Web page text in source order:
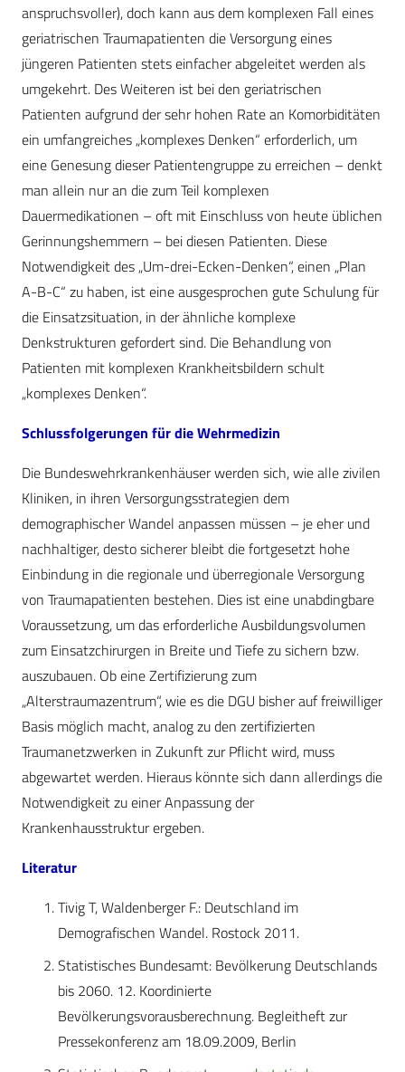
anspruchsvoller), doch kann aus dem komplexen Fall eines
geriatrischen Traumapatienten die Versorgung eines
jüngeren Patienten stets einfacher abgeleitet werden als
umgekehrt. Des Weiteren ist bei den geriatrischen
Patienten aufgrund der sehr hohen Rate an Komorbiditäten
ein umfangreiches „komplexes Denken“ erforderlich, um
eine Genesung dieser Patientengruppe zu erreichen – denkt
man allein nur an die zum Teil komplexen
Dauermedikationen – oft mit Einschluss von heute üblichen
Gerinnungshemmern – bei diesen Patienten. Diese
Notwendigkeit des „Um-drei-Ecken-Denken“, einen „Plan
A-B-C“ zu haben, ist eine ausgesprochen gute Schulung für
die Einsatzsituation, in der ähnliche komplexe
Denkstrukturen gefordert sind. Die Behandlung von
Patienten mit komplexen Krankheitsbildern schult
„komplexes Denken“.
Schlussfolgerungen für die Wehrmedizin
Die Bundeswehrkrankenhäuser werden sich, wie alle zivilen
Kliniken, in ihren Versorgungsstrategien dem
demographischer Wandel anpassen müssen – je eher und
nachhaltiger, desto sicherer bleibt die fortgesetzt hohe
Einbindung in die regionale und überregionale Versorgung
von Traumapatienten bestehen. Dies ist eine unabdingbare
Voraussetzung, um das erforderliche Ausbildungsvolumen
zum Einsatzchirurgen in Breite und Tiefe zu sichern bzw.
auszubauen. Ob eine Zertifizierung zum
„Alterstraumazentrum“, wie es die DGU bisher auf freiwilliger
Basis möglich macht, analog zu den zertifizierten
Traumanetzwerken in Zukunft zur Pflicht wird, muss
abgewartet werden. Hieraus könnte sich dann allerdings die
Notwendigkeit zu einer Anpassung der
Krankenhausstruktur ergeben.
Literatur
Tivig T, Waldenberger F.: Deutschland im
Demografischen Wandel. Rostock 2011.
Statistisches Bundesamt: Bevölkerung Deutschlands
bis 2060. 12. Koordinierte
Bevölkerungsvorausberechnung. Begleitheft zur
Pressekonferenz am 18.09.2009, Berlin